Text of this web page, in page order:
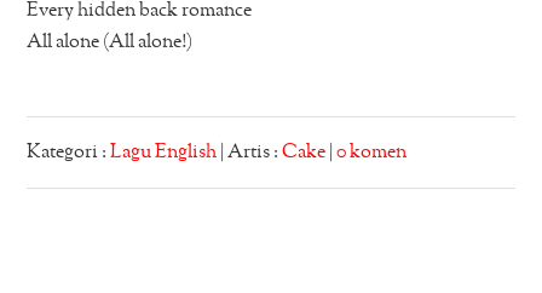
Every hidden back romance
All alone (All alone!)
Kategori :Lagu English | Artis :Cake |0 komen